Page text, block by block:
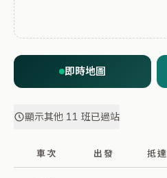
即時地圖
顯示其他 11 班已過站
車次 出發 抵達